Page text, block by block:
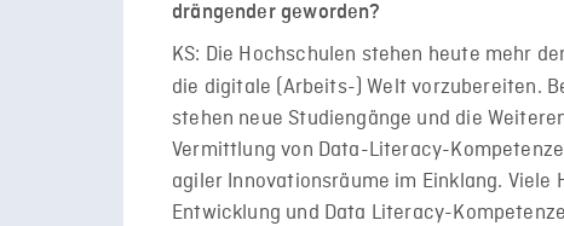
drängender geworden?
KS: Die Hochschulen stehen heute mehr
die digitale (Arbeits-) Welt vorzubereiten.
stehen neue Studiengänge und die
Vermittlung von Data-Literacy-
agiler Innovationsräume im Einklang.
Entwicklung und Data Literacy-